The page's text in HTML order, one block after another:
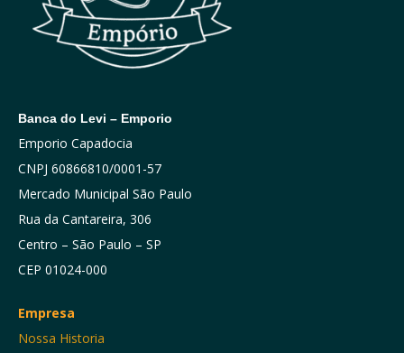
Banca do Levi – Emporio
Emporio Capadocia
CNPJ 60866810/0001-57
Mercado Municipal São Paulo
Rua da Cantareira, 306
Centro – São Paulo – SP
CEP 01024-000
Empresa
Nossa Historia